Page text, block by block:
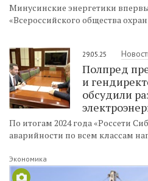
Минусинские энергетики
«Всероссийского общества
29.05.25
Полпред
и
обсудили
По итогам 2024 года «Россети
аварийности по всем классам
Экономика